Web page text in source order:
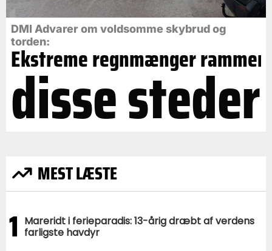
DMI Advarer om voldsomme skybrud og
torden:
Ekstreme regnmænger rammer
disse steder
MEST LÆSTE
1 Mareridt i ferieparadis: 13-årig dræbt af verdens
farligste havdyr